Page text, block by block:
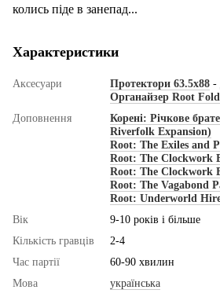
колись піде в занепад...
Характеристики
Аксесуари Протектори 63.5x88 -
Органайзер Root
Доповнення
Корені: Річкове
Riverfolk Expansion)
Root: The Exiles and
Root: The Clockwork
Root: The Clockwork
Root: The Vagabond
Root: Underworld
Вік
9-10 років і більше
Кількість гравців
2-4
Час партії
60-90 хвилин
Мова
українська